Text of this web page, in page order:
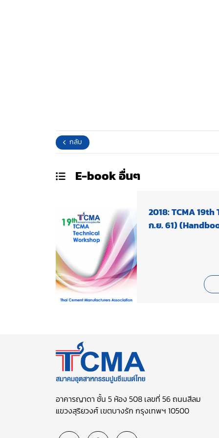
กลับ
E-bookอื่นๆ
2018: TCMA
ก.ย. 61)
อาคารญาดา ชั้น 5 ห้อง 508 เลขที่ 56 ถนนสีลม
แขวงสุริยวงศ์ เขตบางรัก กรุงเทพฯ 10500